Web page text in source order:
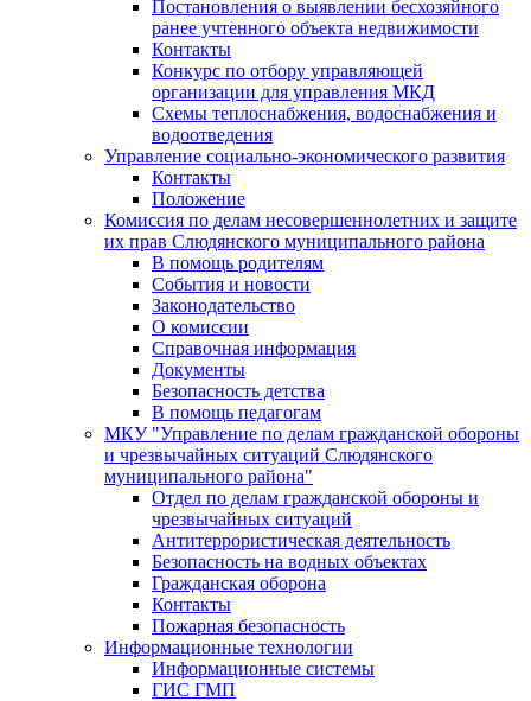
Постановления о выявлении бесхозяйного
ранее учтенного объекта недвижимости
Контакты
Конкурс по отбору управляющей
организации для управления МКД
Схемы теплоснабжения, водоснабжения и
водоотведения
Управление социально-экономического развития
Контакты
Положение
Комиссия по делам несовершеннолетних и защите
их прав Слюдянского муниципального района
В помощь родителям
События и новости
Законодательство
О комиссии
Справочная информация
Документы
Безопасность детства
В помощь педагогам
МКУ "Управление по делам гражданской обороны
и чрезвычайных ситуаций Слюдянского
муниципального района"
Отдел по делам гражданской обороны и
чрезвычайных ситуаций
Антитеррористическая деятельность
Безопасность на водных объектах
Гражданская оборона
Контакты
Пожарная безопасность
Информационные технологии
Информационные системы
ГИС ГМП